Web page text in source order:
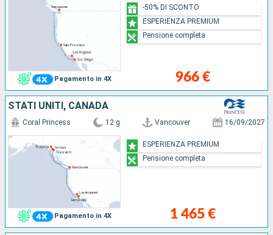
Pagamento in 4X 966 €
-50% DI SCONTO
ESPERIENZA PREMIUM
Pensione completa
STATI UNITI, CANADA
Pagamento in 4X
Coral Princess 12 g Vancouver 16/09/2027
1 465 €
ESPERIENZA PREMIUM
Pensione completa